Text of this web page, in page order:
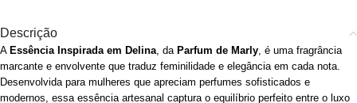
Descrição
A Essência Inspirada em Delina, da Parfum de Marly, é uma fragrância
marcante e envolvente que traduz feminilidade e elegância em cada nota.
Desenvolvida para mulheres que apreciam perfumes sofisticados e
modernos, essa essência artesanal captura o equilíbrio perfeito entre o luxo